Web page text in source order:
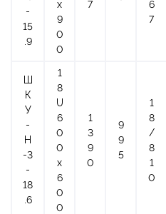
-
15
.9
x
9
0
0
7
6
7
Ш
К
У
-
Н
-3
-
18
.6
1
8
U
6
0
0
x
6
0
0
1
3
9
0
9
9
5
1
8
/
8
1
0